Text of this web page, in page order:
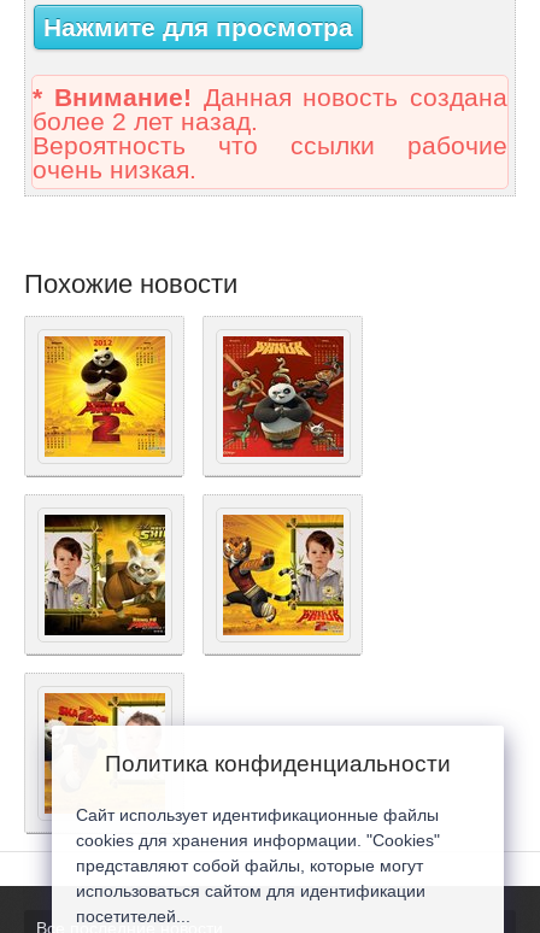
Нажмите для просмотра
* Внимание! Данная новость создана
более 2 лет назад.
Вероятность что ссылки рабочие
очень низкая.
Похожие новости
Все последние новости
Политика конфиденциальности
Сайт использует идентификационные файлы
cookies для хранения информации. "Cookies"
представляют собой файлы, которые могут
использоваться сайтом для идентификации
посетителей...